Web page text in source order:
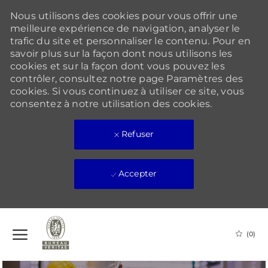
(0)
Nous utilisons des cookies pour vous offrir une
meilleure expérience de navigation, analyser le
trafic du site et personnaliser le contenu. Pour en
savoir plus sur la façon dont nous utilisons les
cookies et sur la façon dont vous pouvez les
contrôler, consultez notre page Paramètres des
cookies. Si vous continuez à utiliser ce site, vous
consentez à notre utilisation des cookies.
Refuser
Accepter